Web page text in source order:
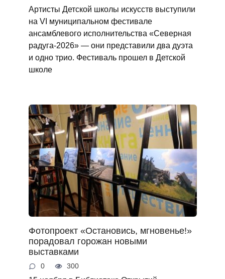
Артисты Детской школы искусств выступили
на VI муниципальном фестивале
ансамблевого исполнительства «Северная
радуга‑2026» — они представили два дуэта
и одно трио. Фестиваль прошел в Детской
школе
Фотопроект «Остановись, мгновенье!»
порадовал горожан новыми
выставками
0 300